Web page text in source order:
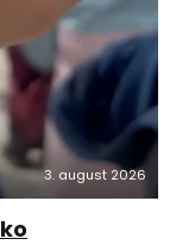
3. august 2026